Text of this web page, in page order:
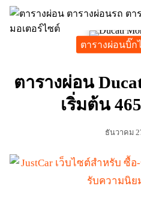
Skip
Search
ตารางผ่อนบิ๊ก
ตารางผ่อน
เริ่มต้น
ธันวาคม